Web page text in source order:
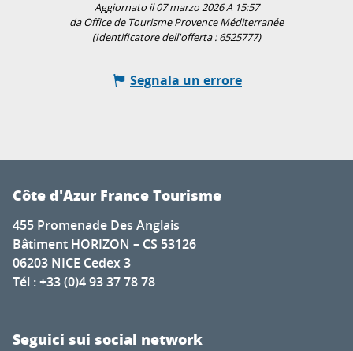
Aggiornato il 07 marzo 2026 A 15:57
da Office de Tourisme Provence Méditerranée
(Identificatore dell'offerta :6525777)
Segnala un errore
Côte d'Azur France Tourisme
455 Promenade Des Anglais
Bâtiment HORIZON – CS 53126
06203 NICE Cedex 3
Tél : +33 (0)4 93 37 78 78
Seguici sui social network